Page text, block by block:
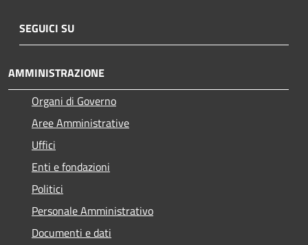
SEGUICI SU
AMMINISTRAZIONE
Organi di Governo
Aree Amministrative
Uffici
Enti e fondazioni
Politici
Personale Amministrativo
Documenti e dati